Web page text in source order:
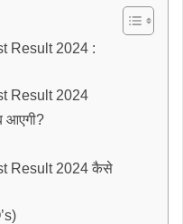
Result 2024 :
Result 2024
आएगी?
Result 2024 कैसे